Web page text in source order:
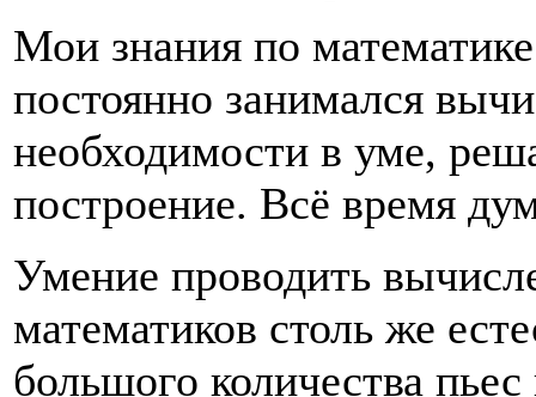
Мои знания по
постоянно занимался
необходимости в уме,
построение. Всё время
Умение проводить
математиков столь же
большого количества